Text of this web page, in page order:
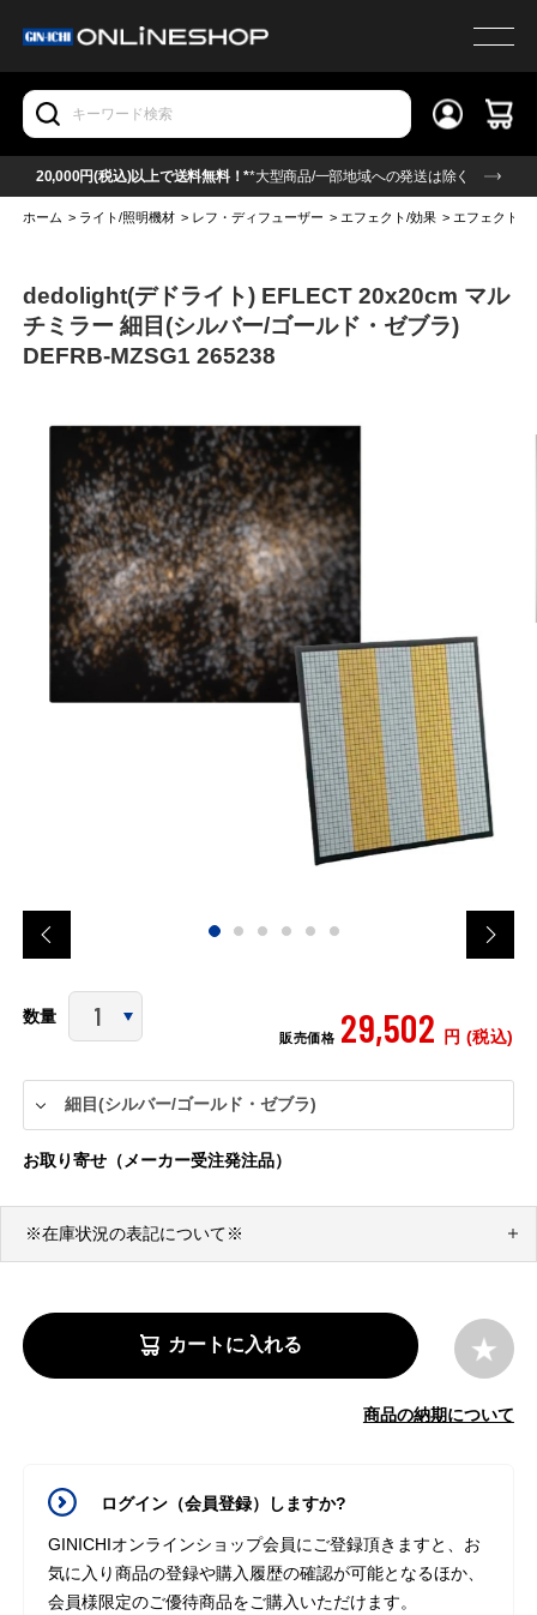
20,000円(税込)以上で送料無料！**大型商品/一部地域への発送は除く
ホーム > ライト/照明機材 > レフ・ディフューザー > エフェクト/効果 > エフェクト/
dedolight(デドライト) EFLECT 20x20cm マル
チミラー 細目(シルバー/ゴールド・ゼブラ)
DEFRB-MZSG1 265238
数量
販売価格 29,502 円 (税込)
お取り寄せ（メーカー受注発注品）
※在庫状況の表記について※
カートに入れる
商品の納期について
ログイン（会員登録）しますか?
GINICHIオンラインショップ会員にご登録頂きますと、お
気に入り商品の登録や購入履歴の確認が可能となるほか、
会員様限定のご優待商品をご購入いただけます。